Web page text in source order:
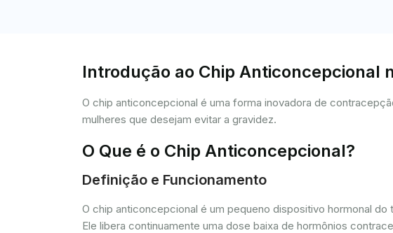
Introdução ao Chip Anticoncepcional
O chip anticoncepcional é uma forma inovadora de
mulheres que desejam evitar a gravidez.
O Que é o Chip Anticoncepcional?
Definição e Funcionamento
O chip anticoncepcional é um pequeno dispositivo hormonal
Ele libera continuamente uma dose baixa de hormônios